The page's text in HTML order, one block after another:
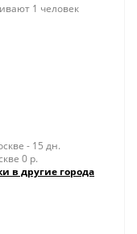
1 человек
- 15 дн.
0 р.
в другие города